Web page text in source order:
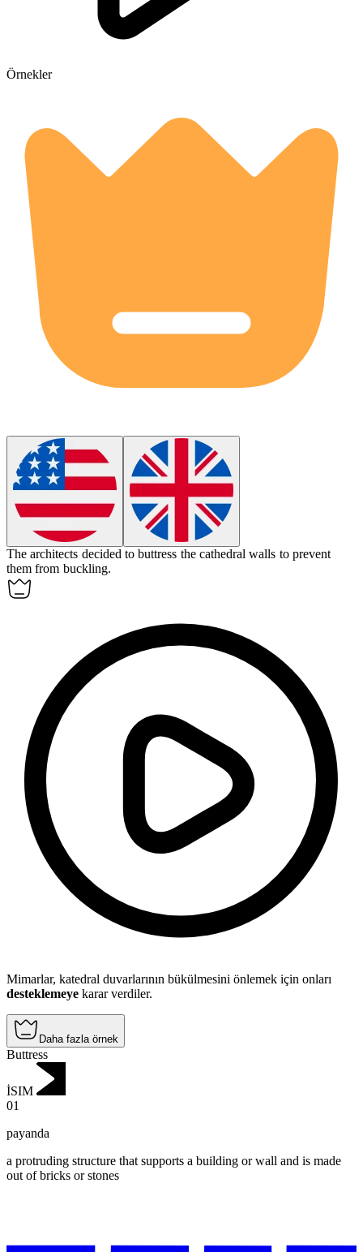
Örnekler
The architects decided tobuttress the cathedral walls to prevent
them from buckling.
Mimarlar, katedral duvarlarının bükülmesini önlemek için onları
desteklemeye karar verdiler.
Daha fazla örnek
Buttress
İSIM
01
payanda
a protruding structure that supports a building or wall and is made
out of bricks or stones